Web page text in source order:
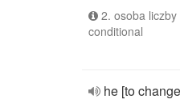
2. osoba
conditional
he [to